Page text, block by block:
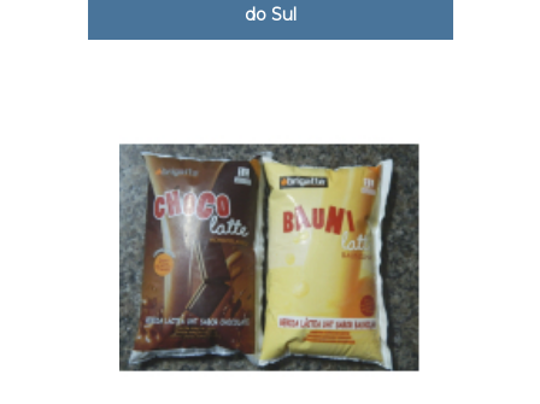
do Sul